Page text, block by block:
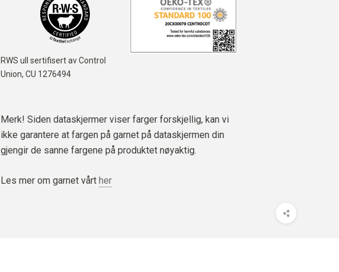
RWS ull sertifisert av Control
Union, CU 1276494
Merk! Siden dataskjermer viser farger forskjellig, kan vi
ikke garantere at fargen på garnet på dataskjermen din
gjengir de sanne fargene på produktet nøyaktig.
Les mer om garnet vårt her